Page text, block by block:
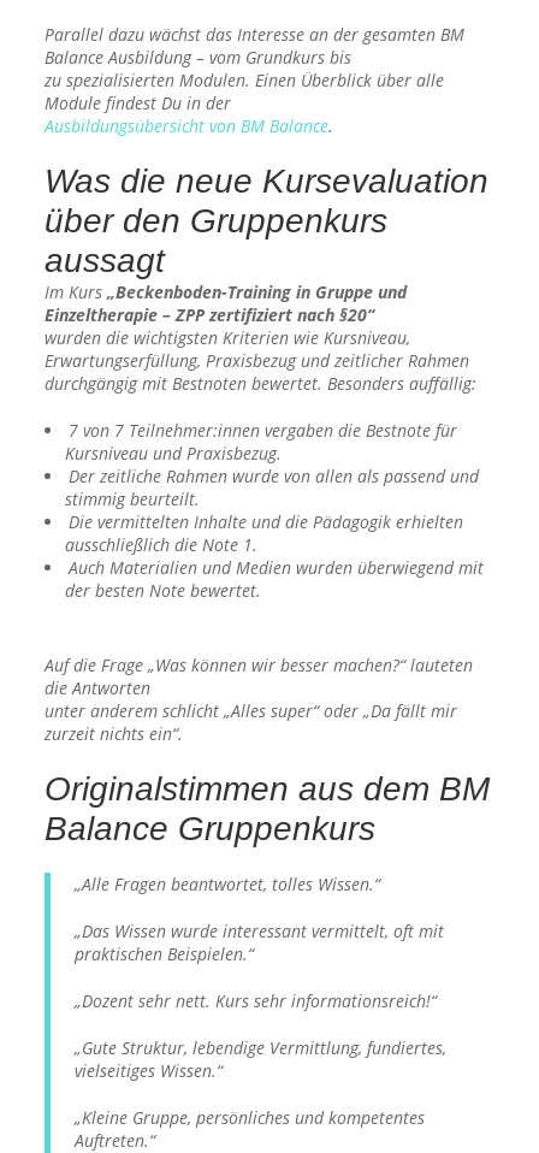
Parallel dazu wächst das Interesse an der gesamten BM
Balance Ausbildung – vom Grundkurs bis
zu spezialisierten Modulen. Einen Überblick über alle
Module findest Du in der
Ausbildungsübersicht von BM Balance.
Was die neue Kursevaluation
über den Gruppenkurs
aussagt
Im Kurs„Beckenboden-Training in Gruppe und
Einzeltherapie – ZPP zertifiziert nach §20“
wurden die wichtigsten Kriterien wie Kursniveau,
Erwartungserfüllung, Praxisbezug und zeitlicher Rahmen
durchgängig mit Bestnoten bewertet. Besonders auffällig:
7 von 7 Teilnehmer:innen vergaben die Bestnote für
Kursniveau und Praxisbezug.
Der zeitliche Rahmen wurde von allen als passend und
stimmig beurteilt.
Die vermittelten Inhalte und die Pädagogik erhielten
ausschließlich die Note 1.
Auch Materialien und Medien wurden überwiegend mit
der besten Note bewertet.
Auf die Frage „Was können wir besser machen?“ lauteten
die Antworten
unter anderem schlicht „Alles super“ oder „Da fällt mir
zurzeit nichts ein“.
Originalstimmen aus dem BM
Balance Gruppenkurs
„Alle Fragen beantwortet, tolles Wissen.“
„Das Wissen wurde interessant vermittelt, oft mit
praktischen Beispielen.“
„Dozent sehr nett. Kurs sehr informationsreich!“
„Gute Struktur, lebendige Vermittlung, fundiertes,
vielseitiges Wissen.“
„Kleine Gruppe, persönliches und kompetentes
Auftreten.“